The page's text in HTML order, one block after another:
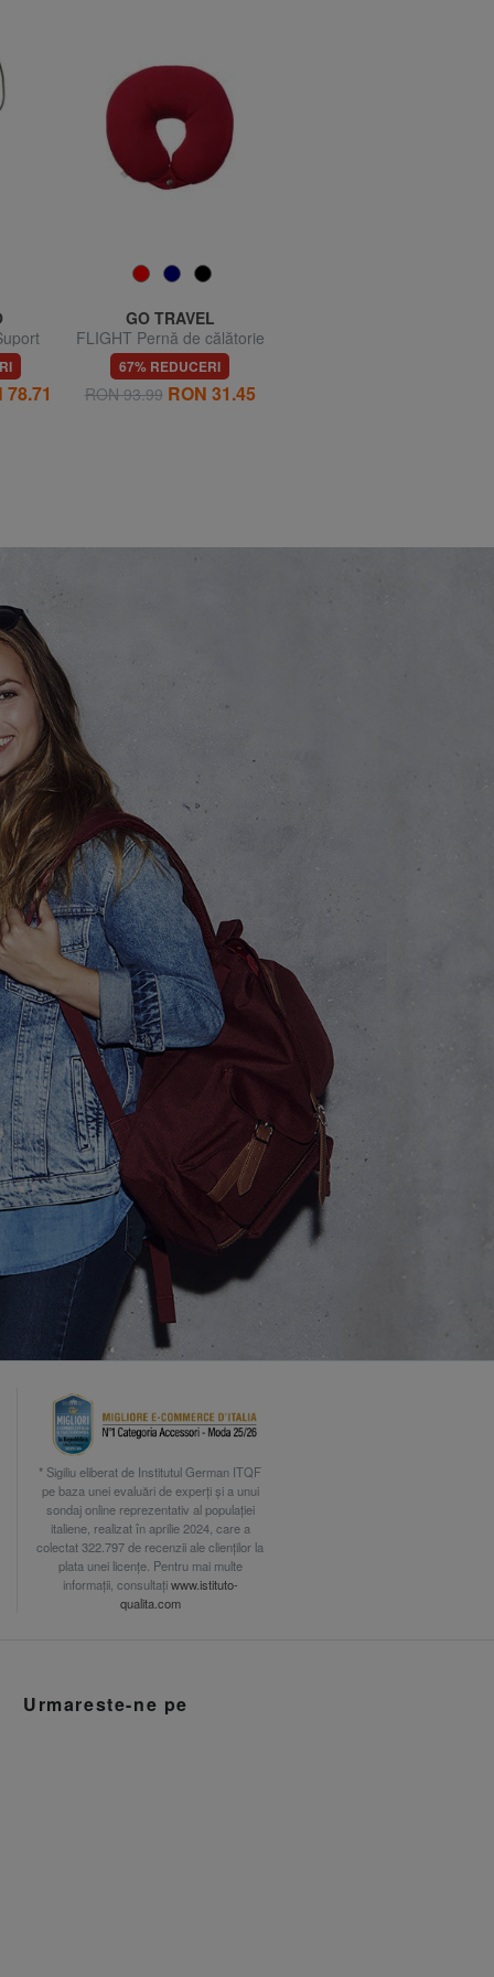
78.71
GO TRAVEL
FLIGHT Pernă de călătorie
67% REDUCERI
RON 93.99 RON 31.45
* Sigiliu eliberat de Institutul German ITQF
pe baza unei evaluări de experți și a unui
sondaj online reprezentativ al populației
italiene, realizat în aprilie 2024, care a
colectat 322.797 de recenzii ale clienților la
plata unei licențe. Pentru mai multe
informații, consultațiwww.istituto-
qualita.com
Urmareste-ne pe